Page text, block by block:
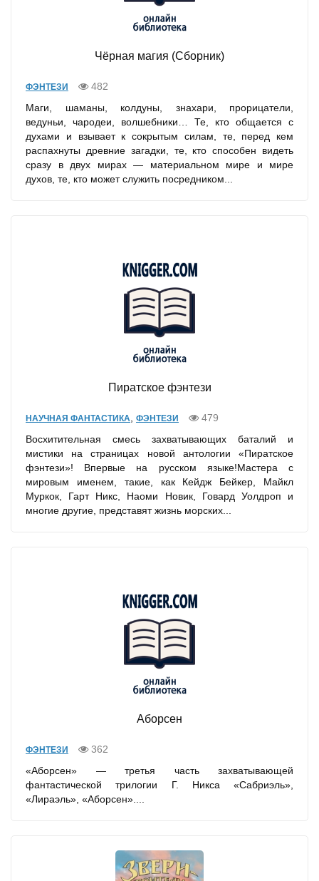
Чёрная магия (Сборник)
ФЭНТЕЗИ
482
Маги, шаманы, колдуны, знахари, прорицатели,
ведуньи, чародеи, волшебники… Те, кто общается с
духами и взывает к сокрытым силам, те, перед кем
распахнуты древние загадки, те, кто способен видеть
сразу в двух мирах — материальном мире и мире
духов, те, кто может служить посредником...
Пиратское фэнтези
НАУЧНАЯ ФАНТАСТИКА ФЭНТЕЗИ
479
Восхитительная смесь захватывающих баталий и
мистики на страницах новой антологии «Пиратское
фэнтези»! Впервые на русском языке!Мастера с
мировым именем, такие, как Кейдж Бейкер, Майкл
Муркок, Гарт Никс, Наоми Новик, Говард Уолдроп и
многие другие, представят жизнь морских...
Аборсен
ФЭНТЕЗИ
362
«Аборсен» — третья часть захватывающей
фантастической трилогии Г. Никса «Сабриэль»,
«Лираэль», «Аборсен»....